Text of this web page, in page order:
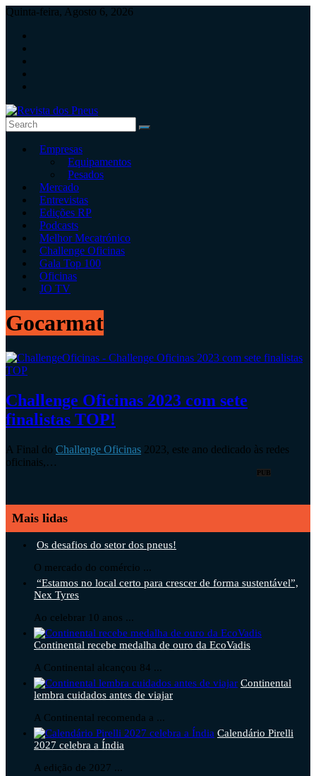
Skip
content
Quinta-feira, Agosto 6, 2026
Revista
dos
independente
serviços
Empresas
Equipamentos
Pesados
Mercado
Entrevistas
Edições RP
Podcasts
Melhor Mecatrónico
Challenge Oficinas
Gala Top 100
Oficinas
JO TV
Gocarmat
Challenge Oficinas 2023 com sete
finalistas TOP!
A Final do Challenge Oficinas 2023, este ano dedicado às redes
oficinais,…
PUB
Mais lidas
Os desafios do setor dos pneus!
O mercado do comércio ...
“Estamos no local certo para crescer de forma sustentável”,
Nex Tyres
Ao celebrar 10 anos ...
Continental recebe medalha de ouro da EcoVadis
A Continental alcançou 84 ...
Continental
lembra cuidados antes de viajar
A Continental recomenda a ...
Calendário Pirelli
2027 celebra a Índia
A edição de 2027 ...